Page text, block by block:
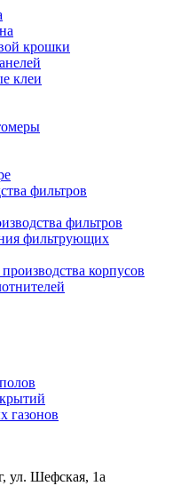
крошки
клеи
фильтров
фильтров
фильтрующих
корпусов
газонов
ул. Шефская, 1а